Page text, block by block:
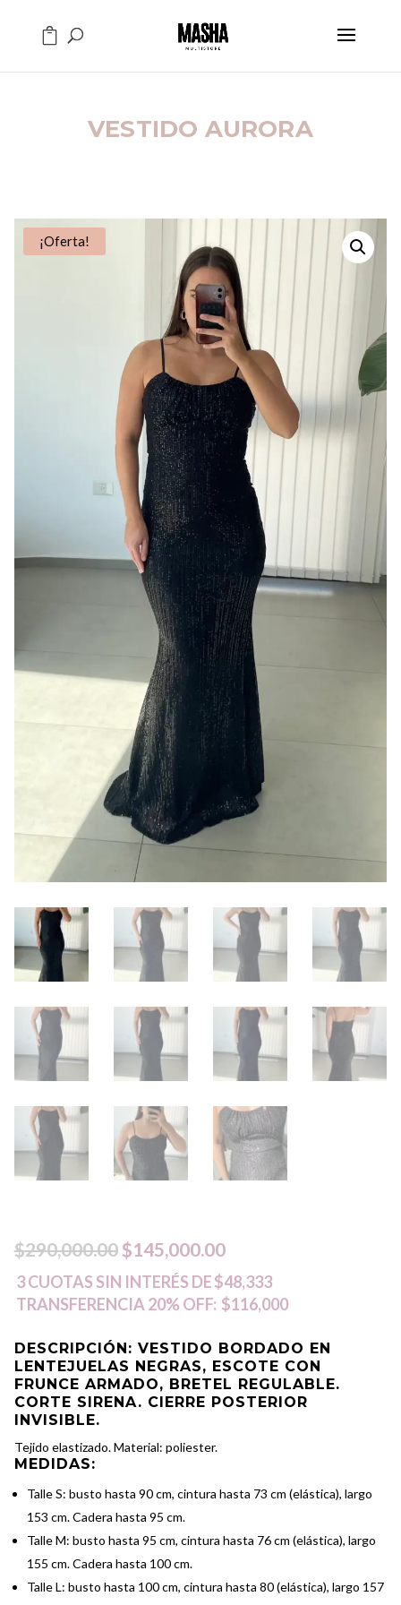
VESTIDO AURORA
¡Oferta!
$290,000.00 El
precio
original
era:
$290,000.00.
$145,000.00El
precio
actual
es:
$145,000.00.
3 CUOTAS SIN INTERÉS DE$48,333
TRANSFERENCIA 20% OFF: $116,000
DESCRIPCIÓN: VESTIDO BORDADO EN
LENTEJUELAS NEGRAS, ESCOTE CON
FRUNCE ARMADO, BRETEL REGULABLE.
CORTE SIRENA. CIERRE POSTERIOR
INVISIBLE.
Tejido elastizado. Material: poliester.
MEDIDAS:
Talle S: busto hasta 90 cm, cintura hasta 73 cm (elástica), largo
153 cm. Cadera hasta 95 cm.
Talle M: busto hasta 95 cm, cintura hasta 76 cm (elástica), largo
155 cm. Cadera hasta 100 cm.
Talle L: busto hasta 100 cm, cintura hasta 80 (elástica), largo 157